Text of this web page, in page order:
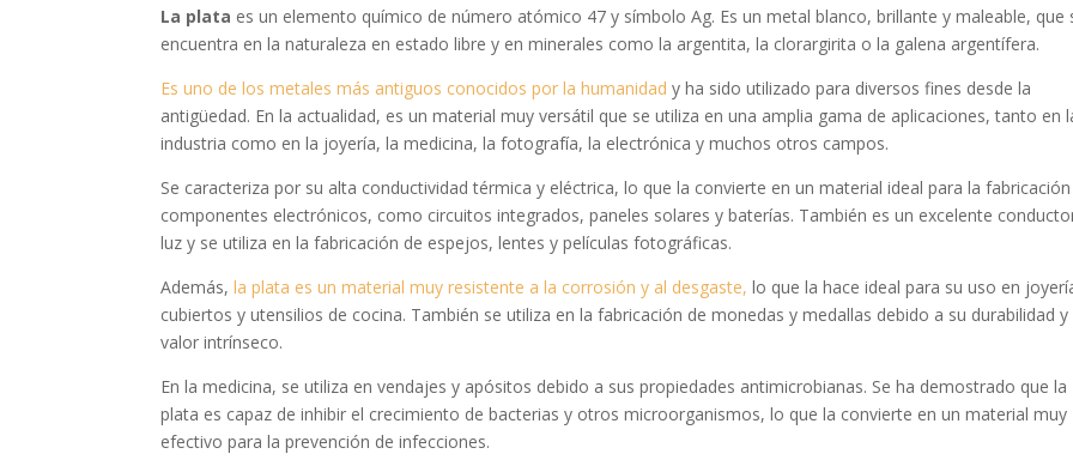
La plata es un elemento químico de número atómico 47 y símbolo Ag. Es un metal blanco, brillante y maleable, que
encuentra en la naturaleza en estado libre y en minerales como la argentita, la clorargirita o la galena argentífera.
Es uno de los metales más antiguos conocidos por la humanidad y ha sido utilizado para diversos fines desde la
antigüedad. En la actualidad, es un material muy versátil que se utiliza en una amplia gama de aplicaciones, tanto en
industria como en la joyería, la medicina, la fotografía, la electrónica y muchos otros campos.
Se caracteriza por su alta conductividad térmica y eléctrica, lo que la convierte en un material ideal para la
componentes electrónicos, como circuitos integrados, paneles solares y baterías. También es un excelente
luz y se utiliza en la fabricación de espejos, lentes y películas fotográficas.
Además,la plata es un material muy resistente a la corrosión y al desgaste, lo que la hace ideal para su uso en
cubiertos y utensilios de cocina. También se utiliza en la fabricación de monedas y medallas debido a su durabilidad y
valor intrínseco.
En la medicina, se utiliza en vendajes y apósitos debido a sus propiedades antimicrobianas. Se ha demostrado que la
plata es capaz de inhibir el crecimiento de bacterias y otros microorganismos, lo que la convierte en un material muy
efectivo para la prevención de infecciones.